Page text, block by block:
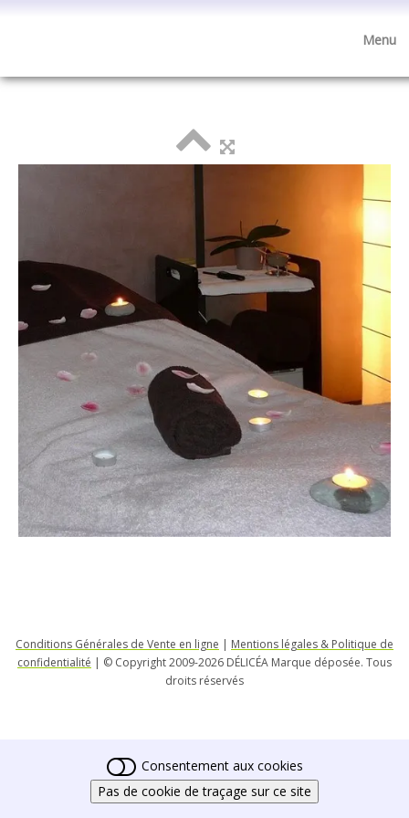
Menu
accueil
cosmétique
boutique cadeaux
Conditions Générales de Vente en ligne | Mentions légales & Politique de
confidentialité | © Copyright 2009-2026 DÉLICÉA Marque déposée. Tous
droits réservés
Consentement aux cookies
Pas de cookie de traçage sur ce site